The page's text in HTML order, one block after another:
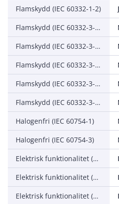
Flamskydd (IEC 60332-1-2)
Flamskydd (IEC 60332-3-21, Cat A F/R)
Flamskydd (IEC 60332-3-22, Cat A)
Flamskydd (IEC 60332-3-23, Cat B)
Flamskydd (IEC 60332-3-24, Cat C)
Flamskydd (IEC 60332-3-25, Cat D)
Halogenfri (IEC 60754-1)
Halogenfri (IEC 60754-3)
Elektrisk funktionalitet (Circuit integrity) vid brand (IEC 60331-1)
Elektrisk funktionalitet (Circuit integrity) vid brand (IEC 60331-2)
Elektrisk funktionalitet (Circuit integrity) vid brand (IEC 60331-3)